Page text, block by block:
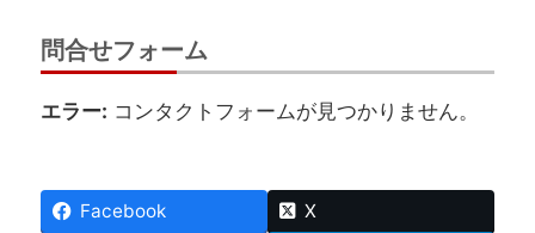
問合せフォーム
エラー: コンタクトフォームが見つかりません。
Facebook
X